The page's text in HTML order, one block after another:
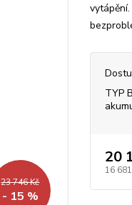
23 746 Kč
- 15 %
TYP
20
16